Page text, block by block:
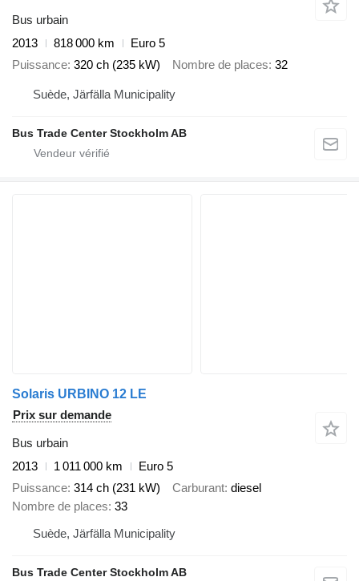
Bus urbain
2013
818 000 km
Euro 5
Puissance 320 ch (235 kW) Nombre de places 32
Suède, Järfälla Municipality
Bus Trade Center Stockholm AB
Solaris URBINO 12 LE
Prix sur demande
Bus urbain
2013
1 011 000 km
Euro 5
Puissance 314 ch (231 kW) Carburant diesel
Nombre de places 33
Suède, Järfälla Municipality
Bus Trade Center Stockholm AB